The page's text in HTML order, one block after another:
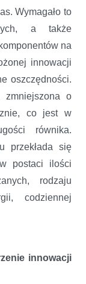
Wymagało to
a także
na
innowacji
oszczędności.
zmniejszona o
co jest w
równika.
przekłada się
postaci ilości
rodzaju
codziennej
innowacji